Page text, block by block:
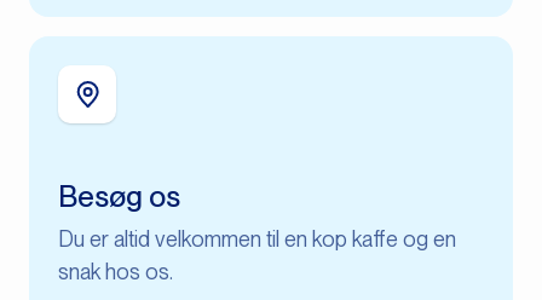
Besøg os
Du er altid velkommen til en kop kaffe og en
snak hos os.​